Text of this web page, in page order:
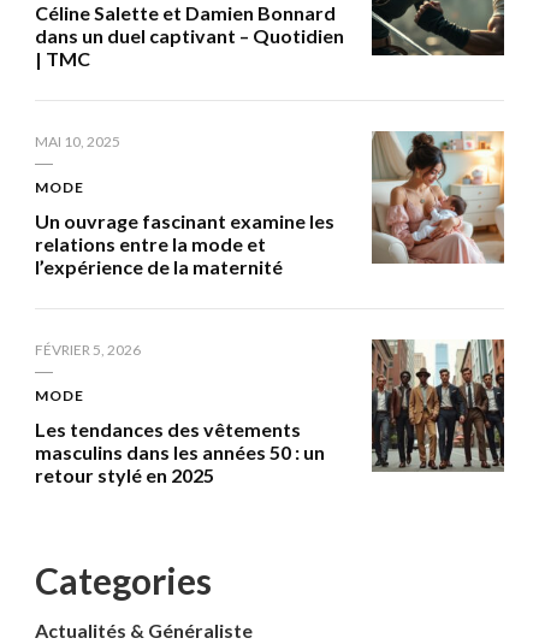
Céline Salette et Damien Bonnard
dans un duel captivant – Quotidien
| TMC
MAI 10, 2025
MODE
Un ouvrage fascinant examine les
relations entre la mode et
l’expérience de la maternité
FÉVRIER 5, 2026
MODE
Les tendances des vêtements
masculins dans les années 50 : un
retour stylé en 2025
Categories
Actualités & Généraliste